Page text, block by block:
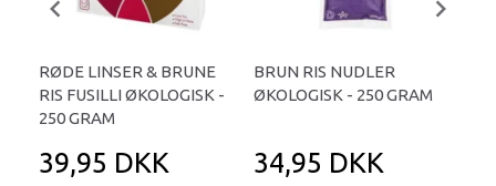
RØDE LINSER & BRUNE
RIS FUSILLI ØKOLOGISK -
250 GRAM
39,95 DKK
BRUN RIS NUDLER
ØKOLOGISK - 250 GRAM
34,95 DKK